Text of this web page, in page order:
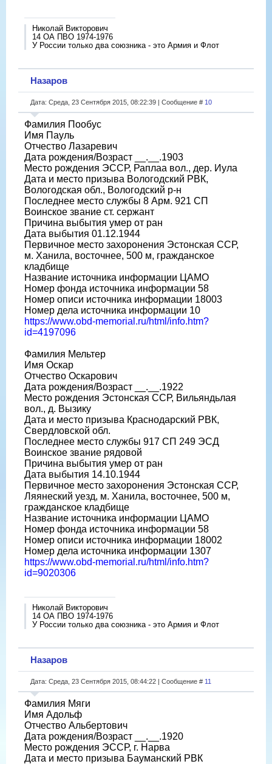
Николай Викторович
14 ОА ПВО 1974-1976
У России только два союзника - это Армия и Флот
Назаров
Дата: Среда, 23 Сентября 2015, 08:22:39 | Сообщение # 10
Фамилия Пообус
Имя Пауль
Отчество Лазаревич
Дата рождения/Возраст __.__.1903
Место рождения ЭССР, Раплаа вол., дер. Иула
Дата и место призыва Вологодский РВК,
Вологодская обл., Вологодский р-н
Последнее место службы 8 Арм. 921 СП
Воинское звание ст. сержант
Причина выбытия умер от ран
Дата выбытия 01.12.1944
Первичное место захоронения Эстонская ССР,
м. Ханила, восточнее, 500 м, гражданское
кладбище
Название источника информации ЦАМО
Номер фонда источника информации 58
Номер описи источника информации 18003
Номер дела источника информации 10
https://www.obd-memorial.ru/html/info.htm?
id=4197096
Фамилия Мельтер
Имя Оскар
Отчество Оскарович
Дата рождения/Возраст __.__.1922
Место рождения Эстонская ССР, Вильяндьлая
вол., д. Вызику
Дата и место призыва Краснодарский РВК,
Свердловской обл.
Последнее место службы 917 СП 249 ЭСД
Воинское звание рядовой
Причина выбытия умер от ран
Дата выбытия 14.10.1944
Первичное место захоронения Эстонская ССР,
Ляянеский уезд, м. Ханила, восточнее, 500 м,
гражданское кладбище
Название источника информации ЦАМО
Номер фонда источника информации 58
Номер описи источника информации 18002
Номер дела источника информации 1307
https://www.obd-memorial.ru/html/info.htm?
id=9020306
Николай Викторович
14 ОА ПВО 1974-1976
У России только два союзника - это Армия и Флот
Назаров
Дата: Среда, 23 Сентября 2015, 08:44:22 | Сообщение # 11
Фамилия Мяги
Имя Адольф
Отчество Альбертович
Дата рождения/Возраст __.__.1920
Место рождения ЭССР, г. Нарва
Дата и место призыва Бауманский РВК